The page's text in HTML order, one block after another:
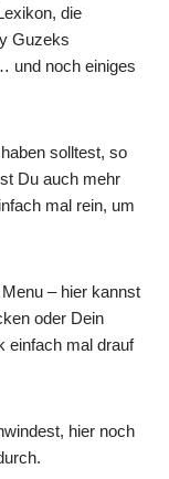
die
Guzeks
und noch einiges
solltest, so
Du auch mehr
mal rein, um
– hier kannst
oder Dein
einfach mal drauf
hier noch